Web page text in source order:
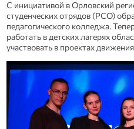
С инициативой в Орловский
студенческих отрядов (РСО)
педагогического колледжа.
работать в детских лагерях
участвовать в проектах